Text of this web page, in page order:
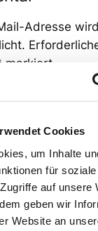
Cookies
um Inhalte
für
auf unsere
geben wir
Website an
Adresse
markiert